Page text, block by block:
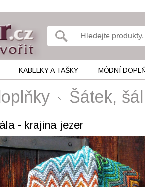
KABELKY A TAŠKY MÓDNÍ
Šátek,
- krajina jezer